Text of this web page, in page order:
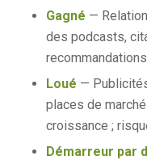
Gagné —
des podcasts,
Loué —
places de
croissance ;
Démarreur par